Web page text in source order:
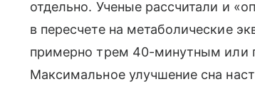
отдельно. Ученые рассчитали и
в пересчете на метаболические
примерно трем 40-минутным или
Максимальное улучшение сна